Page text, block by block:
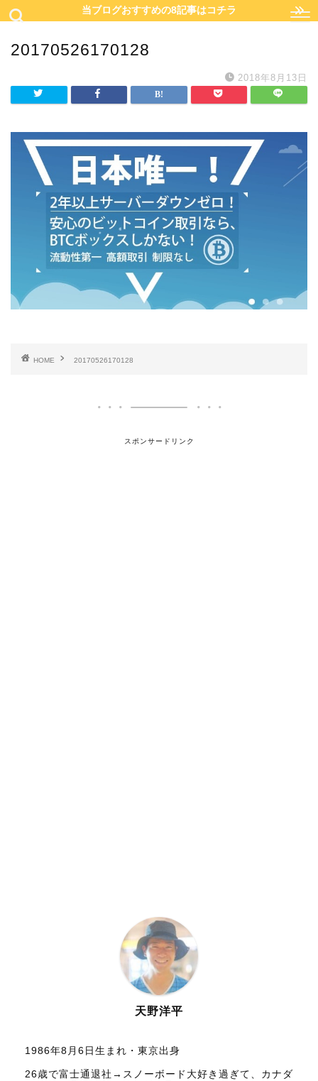
当ブログおすすめの8記事はコチラ
20170526170128
2018年8月13日
HOME 20170526170128
スポンサードリンク
天野洋平
1986年8月6日生まれ・東京出身
26歳で富士通退社→スノーボード大好き過ぎて、カナダ